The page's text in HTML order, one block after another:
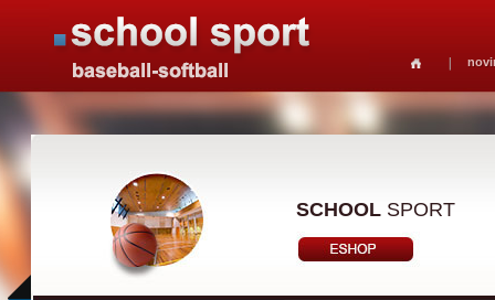
SCHOOL SPORT